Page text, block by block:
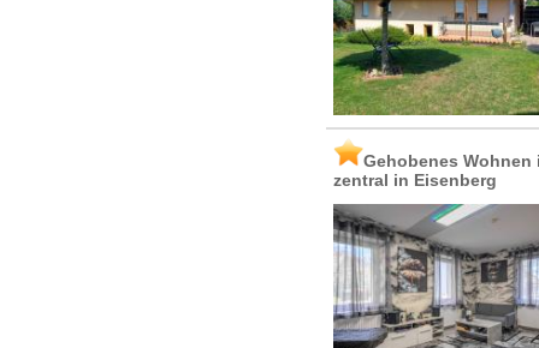
Gehobenes Wohnen
zentral in Eisenberg